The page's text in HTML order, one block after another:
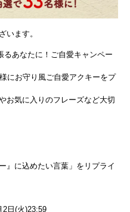
います。
あなたに！ご自愛キャンペー
にお守り風ご自愛アクキーをプ
お気に入りのフレーズなど大切
』に込めたい言葉」をリプライ
2日(火)23:59